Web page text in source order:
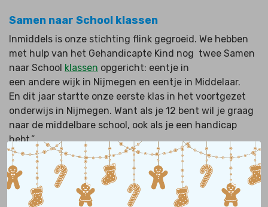
Samen naar School klassen
Inmiddels is onze stichting flink gegroeid. We hebben
met hulp van het Gehandicapte Kind nog twee Samen
naar School klassen opgericht: eentje in
een andere wijk in Nijmegen en eentje in Middelaar.
En dit jaar startte onze eerste klas in het voortgezet
onderwijs in Nijmegen. Want als je 12 bent wil je graag
naar de middelbare school, ook als je een handicap
hebt.”
Heb je deze verhalen al